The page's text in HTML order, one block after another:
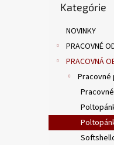
kategórie
Kategórie
NOVINKY
PRACOVNÉ
PRACOVNÁ